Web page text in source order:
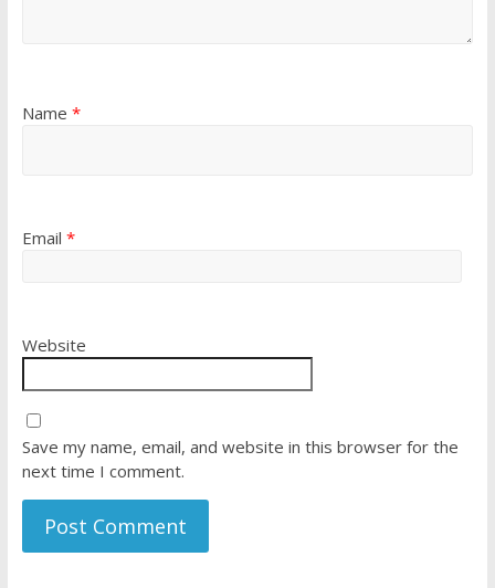
Name *
Email *
Website
Save my name, email, and website in this browser for the
next time I comment.